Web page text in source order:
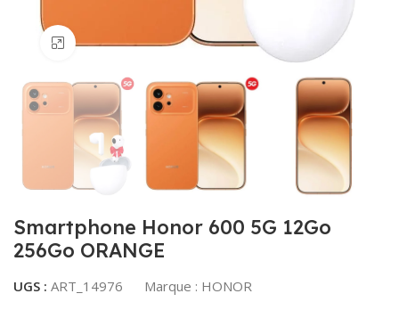
Agrandir
Smartphone Honor 600 5G 12Go
256Go ORANGE
UGS : ART_14976 Marque : HONOR